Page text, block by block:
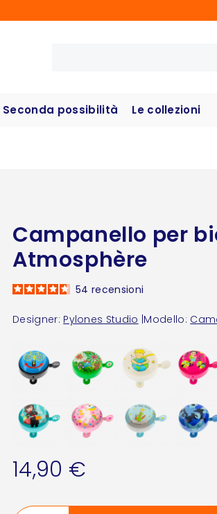
Seconda possibilità Le collezioni
Campanello per
Atmosphère
Designer: Pylones Studio Modello:
54 recensioni
14,90 €